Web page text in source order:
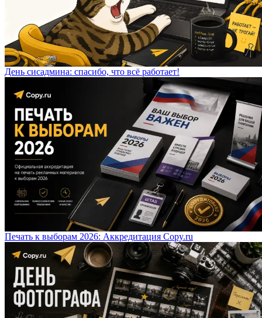
День сисадмина: спасибо, что всё работает!
Печать к выборам 2026: Аккредитация Copy.ru